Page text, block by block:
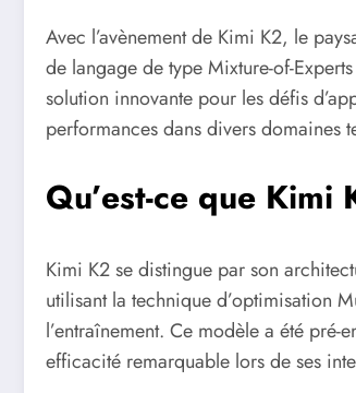
Avec l’avènement de Kimi K2, le
de langage de type Mixture-of-
solution innovante pour les défis
performances dans divers domaines
Qu’est-ce que Kimi
Kimi K2 se distingue par son
utilisant la technique d’optimisation
l’entraînement. Ce modèle a été
efficacité remarquable lors de ses